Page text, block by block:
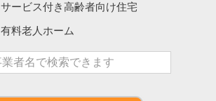
サービス付き高齢者向け住宅
有料老人ホーム